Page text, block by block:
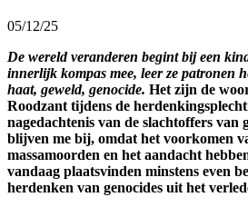
05/12/25
De wereld veranderen begint bij een
innerlijk kompas mee, leer ze patronen
haat, geweld, genocide. Het zijn de
Roodzant tijdens de
nagedachtenis van de slachtoffers van
blijven me bij, omdat het voorkomen
massamoorden en het aandacht
vandaag plaatsvinden minstens even
herdenken van genocides uit het